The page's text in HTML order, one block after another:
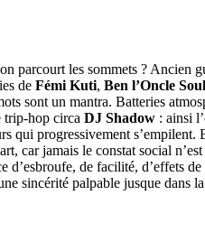
parcourt les sommets ? Ancien
de Fémi Kuti, Ben l’Oncle Soul
sont un mantra. Batteries
trip-hop circa DJ Shadow : ainsi
qui progressivement
car jamais le constat social
de facilité, d’effets
sincérité palpable jusque